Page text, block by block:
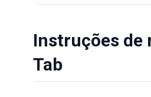
Instruções de
Tab